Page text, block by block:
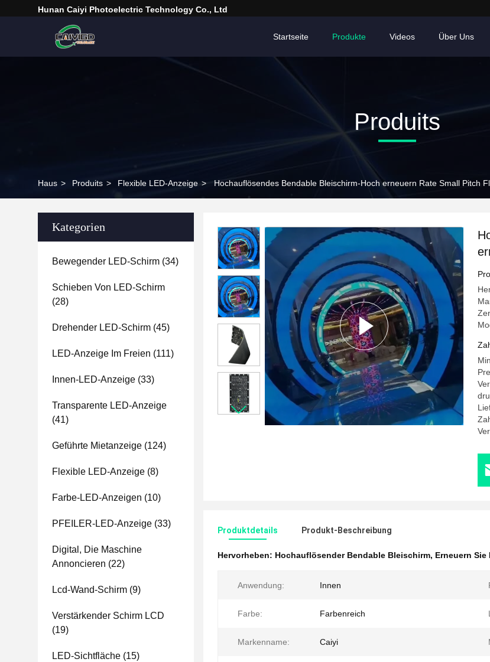
Hunan Caiyi Photoelectric Technology Co., Ltd
Startseite Produkte Videos Über Uns
Produits
Haus > Produits > Flexible LED-Anzeige > Hochauflösendes Bendable Bleischirm-Hoch erneuern Rate Small Pitch
Kategorien
Bewegender LED-Schirm (34)
Schieben Von LED-Schirm
(28)
Drehender LED-Schirm (45)
LED-Anzeige Im Freien (111)
Innen-LED-Anzeige (33)
Transparente LED-Anzeige
(41)
Geführte Mietanzeige (124)
Flexible LED-Anzeige (8)
Farbe-LED-Anzeigen (10)
PFEILER-LED-Anzeige (33)
Digital, Die Maschine
Annoncieren (22)
Lcd-Wand-Schirm (9)
Verstärkender Schirm LCD
(19)
LED-Sichtfläche (15)
Produktdetails Produkt-Beschreibung
Hervorheben: Hochauflösender Bendable Bleischirm, Erneuern
Anwendung: Innen
Farbe: Farbenreich
Markenname: Caiyi